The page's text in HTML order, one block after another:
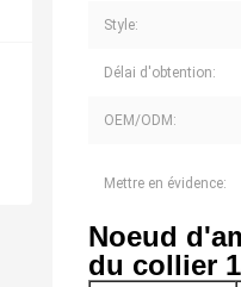
Style:
Délai d'obtention:
OEM/ODM:
Mettre en évidence:
Noeud
du collier